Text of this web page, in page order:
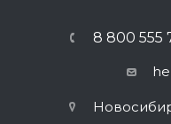
8 800 555